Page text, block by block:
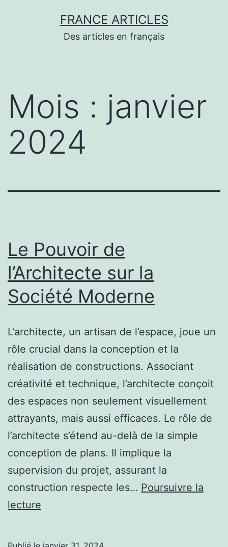
FRANCE ARTICLES
Des articles en français
Mois : janvier
2024
Le Pouvoir de
l’Architecte sur la
Société Moderne
L’architecte, un artisan de l’espace, joue un
rôle crucial dans la conception et la
réalisation de constructions. Associant
créativité et technique, l’architecte conçoit
des espaces non seulement visuellement
attrayants, mais aussi efficaces. Le rôle de
l’architecte s’étend au-delà de la simple
conception de plans. Il implique la
supervision du projet, assurant la
construction respecte les… Poursuivre la
lecture